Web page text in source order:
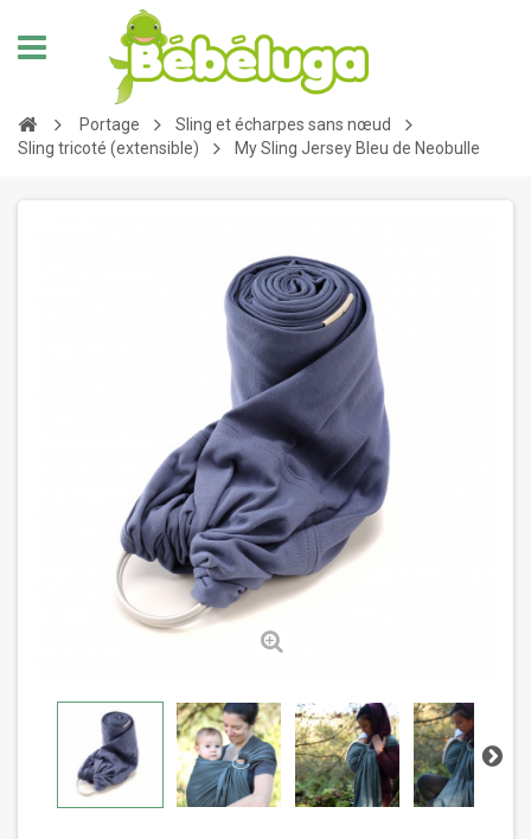
Portage
Sling et écharpes sans nœud
Sling tricoté (extensible)
My Sling Jersey Bleu de Neobulle